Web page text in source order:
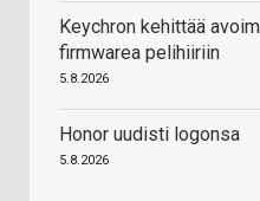
Keychron kehittää
firmwarea pelihiiriin
5.8.2026
Honor uudisti logonsa
5.8.2026